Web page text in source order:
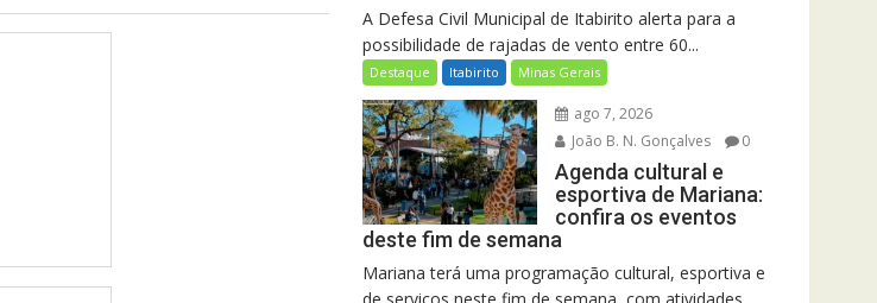
A Defesa Civil Municipal de Itabirito alerta para a
possibilidade de rajadas de vento entre 60...
Destaque Itabirito Minas Gerais
ago 7, 2026
João B. N. Gonçalves
0
Agenda cultural e
esportiva de Mariana:
confira os eventos
deste fim de semana
Mariana terá uma programação cultural, esportiva e